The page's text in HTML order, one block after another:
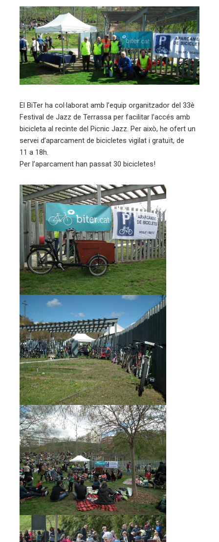
El BiTer ha col·laborat amb l’equip organitzador del 33è
Festival de Jazz de Terrassa per facilitar l’accés amb
bicicleta al recinte del Picnic Jazz. Per això, he ofert un
servei d’aparcament de bicicletes vigilat i gratuït, de
11 a 18h.
Per l’aparcament han passat 30 bicicletes!